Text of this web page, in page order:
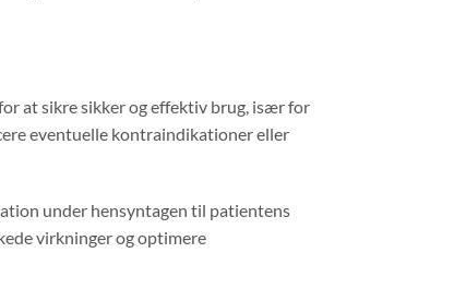
at sikre sikker og effektiv brug, især for
eventuelle kontraindikationer eller
under hensyntagen til patientens
virkninger og optimere